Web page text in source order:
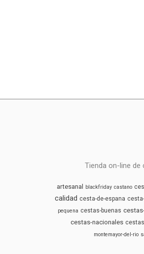
Tienda on-line de
artesanal blackfriday castano
calidad cesta-de-espana
pequena cestas-buenas
cestas-nacionales
montemayor-del-rio